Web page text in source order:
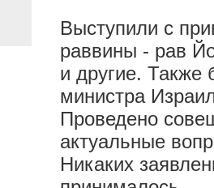
Выступили с
раввины - рав
и другие. Также
министра
Проведено
актуальные
Никаких